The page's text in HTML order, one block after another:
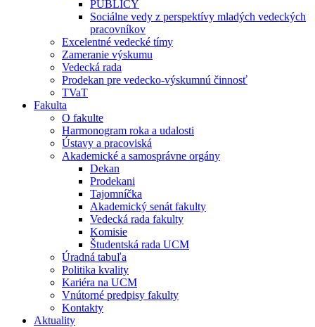
PUBLICY
Sociálne vedy z perspektívy mladých vedeckých
pracovníkov
Excelentné vedecké tímy
Zameranie výskumu
Vedecká rada
Prodekan pre vedecko-výskumnú činnosť
TVaT
Fakulta
O fakulte
Harmonogram roka a udalosti
Ústavy a pracoviská
Akademické a samosprávne orgány
Dekan
Prodekani
Tajomníčka
Akademický senát fakulty
Vedecká rada fakulty
Komisie
Študentská rada UCM
Úradná tabuľa
Politika kvality
Kariéra na UCM
Vnútorné predpisy fakulty
Kontakty
Aktuality